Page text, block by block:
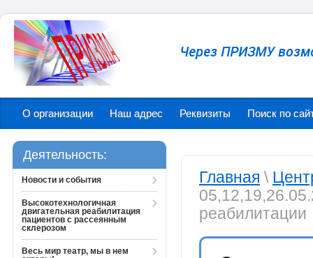
Через ПРИЗМУ
О организации Наш адрес Реквизиты Поиск по
Деятельность:
Новости и события
Высокотехнологичная
двигательная реабилитация
пациентов с рассеянным
склерозом
Весь мир театр, мы в нем
Главная \
реабилитации